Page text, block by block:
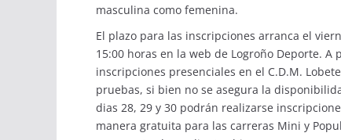
masculina como femenina.
El plazo para las inscripciones arranca el
15:00 horas en la web de Logroño Deporte. A
inscripciones presenciales en el C.D.M.
pruebas, si bien no se asegura la
dias 28, 29 y 30 podrán realizarse
manera gratuita para las carreras Mini y